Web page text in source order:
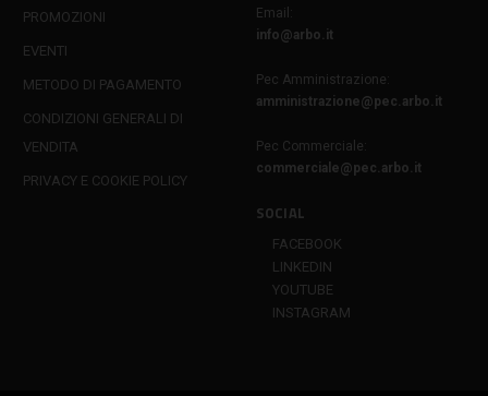
PROMOZIONI
EVENTI
METODO DI PAGAMENTO
CONDIZIONI GENERALI DI
VENDITA
PRIVACY E COOKIE POLICY
Email:
info@arbo.it
Pec Amministrazione:
amministrazione@pec.arbo.it
Pec Commerciale:
commerciale@pec.arbo.it
SOCIAL
FACEBOOK
LINKEDIN
YOUTUBE
INSTAGRAM